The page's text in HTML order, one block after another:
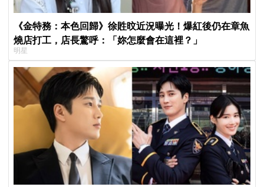
《金特務：本色回歸》徐貹旼近況曝光！爆紅後仍在章魚
燒店打工，店長驚呼：「妳怎麼會在這裡？」
明星